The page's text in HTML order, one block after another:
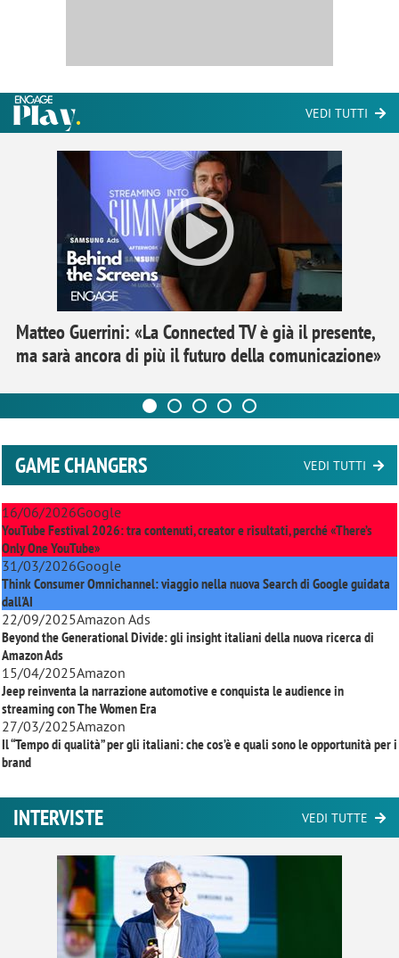
VEDI TUTTI
Matteo Guerrini: «La Connected TV è già il presente,
ma sarà ancora di più il futuro della comunicazione»
GAME CHANGERS VEDI TUTTI
16/06/2026Google
YouTube Festival 2026: tra contenuti, creator e risultati, perché «There’s
Only One YouTube»
31/03/2026Google
Think Consumer Omnichannel: viaggio nella nuova Search di Google guidata
dall'AI
22/09/2025Amazon Ads
Beyond the Generational Divide: gli insight italiani della nuova ricerca di
Amazon Ads
15/04/2025Amazon
Jeep reinventa la narrazione automotive e conquista le audience in
streaming conThe Women Era
27/03/2025Amazon
Il “Tempo di qualità” per gli italiani: che cos’è e quali sono le opportunità per i
brand
INTERVISTE VEDI TUTTE